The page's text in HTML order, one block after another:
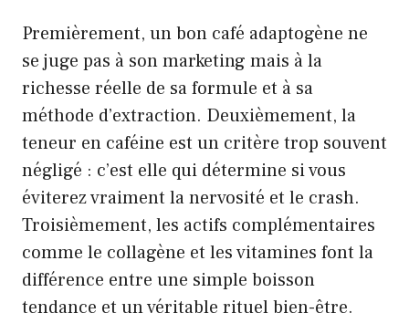
Premièrement, un bon café adaptogène ne
se juge pas à son marketing mais à la
richesse réelle de sa formule et à sa
méthode d’extraction. Deuxièmement, la
teneur en caféine est un critère trop souvent
négligé : c’est elle qui détermine si vous
éviterez vraiment la nervosité et le crash.
Troisièmement, les actifs complémentaires
comme le collagène et les vitamines font la
différence entre une simple boisson
tendance et un véritable rituel bien-être.